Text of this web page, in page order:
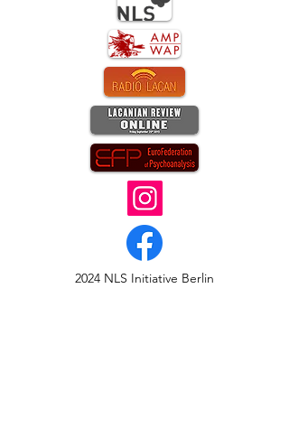
2024 NLS Initiative Berlin